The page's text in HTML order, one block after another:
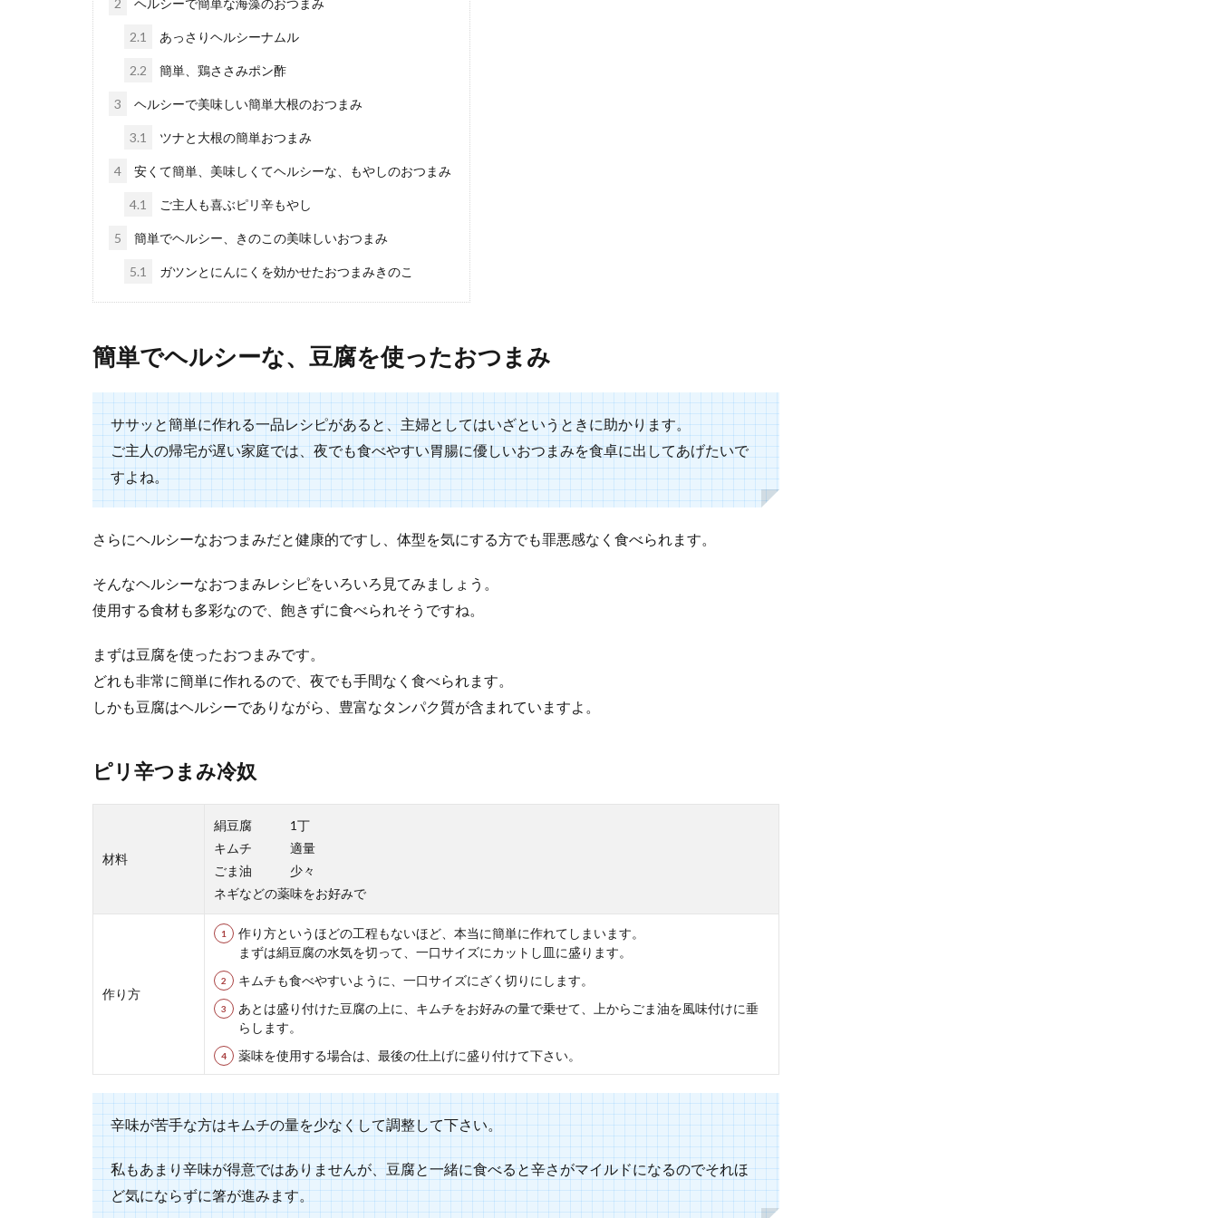
家にある食材が少なくて、今ある材料で料理を作りたいということはよくありますよね。そんな
夕飯のレシピにおすすめな子供が喜ぶメニューについて知りたい
夕飯のレシピを考える時に、大人中心で考えてしまうと、子供が食べない可能性があります。
ですので、見...
食器や食品保存容器などのキッチン用品はどこで購入していますか？ 100均には本当に沢山の種
類の...
味しく作ること...
お弁当に欠かせないミニトマトですが、スーパーで１パック買ってきてお弁当に１個ずつ入れて
いってもなかな...
残った天ぷらをお弁当用にアレンジ！おすすめレシピをご紹介
2.1 あっさりヘルシーナムル
2.2 簡単、鶏ささみポン酢
3 ヘルシーで美味しい簡単大根のおつまみ
3.1 ツナと大根の簡単おつまみ
4 安くて簡単、美味しくてヘルシーな、もやしのおつまみ
4.1 ご主人も喜ぶピリ辛もやし
5 簡単でヘルシー、きのこの美味しいおつまみ
5.1 ガツンとにんにくを効かせたおつまみきのこ
簡単でヘルシーな、豆腐を使ったおつまみ
ササッと簡単に作れる一品レシピがあると、主婦としてはいざというときに助かります。
ご主人の帰宅が遅い家庭では、夜でも食べやすい胃腸に優しいおつまみを食卓に出してあげたいで
すよね。
さらにヘルシーなおつまみだと健康的ですし、体型を気にする方でも罪悪感なく食べられます。
そんなヘルシーなおつまみレシピをいろいろ見てみましょう。
使用する食材も多彩なので、飽きずに食べられそうですね。
まずは豆腐を使ったおつまみです。
どれも非常に簡単に作れるので、夜でも手間なく食べられます。
しかも豆腐はヘルシーでありながら、豊富なタンパク質が含まれていますよ。
ピリ辛つまみ冷奴
材料
絹豆腐 1丁
キムチ 適量
ごま油 少々
ネギなどの薬味をお好みで
作り方
作り方というほどの工程もないほど、本当に簡単に作れてしまいます。
まずは絹豆腐の水気を切って、一口サイズにカットし皿に盛ります。
キムチも食べやすいように、一口サイズにざく切りにします。
あとは盛り付けた豆腐の上に、キムチをお好みの量で乗せて、上からごま油を風味付けに垂
らします。
薬味を使用する場合は、最後の仕上げに盛り付けて下さい。
辛味が苦手な方はキムチの量を少なくして調整して下さい。
私もあまり辛味が得意ではありませんが、豆腐と一緒に食べると辛さがマイルドになるのでそれほ
ど気にならずに箸が進みます。